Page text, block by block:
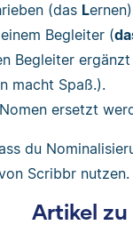
(das L
Begleiter (
Begleiter
macht Spaß.).
ersetzt
du
Scribbr nutzen.
Artikel